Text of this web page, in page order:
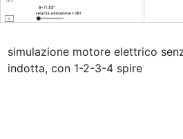
simulazione motore elettrico
indotta, con 1-2-3-4 spire